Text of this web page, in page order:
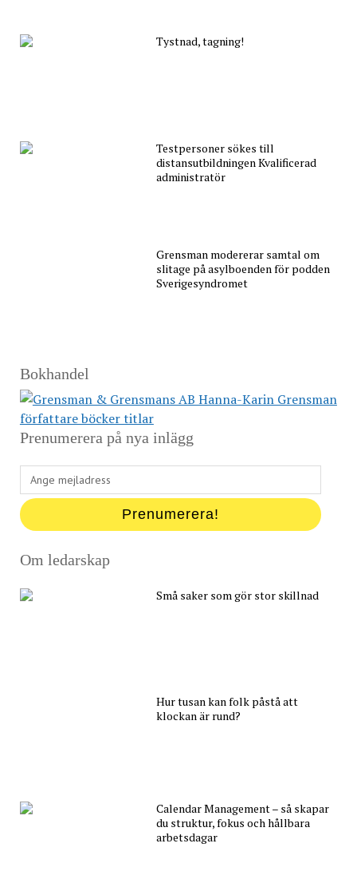
Tystnad, tagning!
Testpersoner sökes till
distansutbildningen Kvalificerad
administratör
Grensman modererar samtal om
slitage på asylboenden för podden
Sverigesyndromet
Bokhandel
Prenumerera på nya inlägg
Ange
mejladress
Prenumerera!
Om ledarskap
Små saker som gör stor skillnad
Hur tusan kan folk påstå att
klockan är rund?
Calendar Management – så skapar
du struktur, fokus och hållbara
arbetsdagar